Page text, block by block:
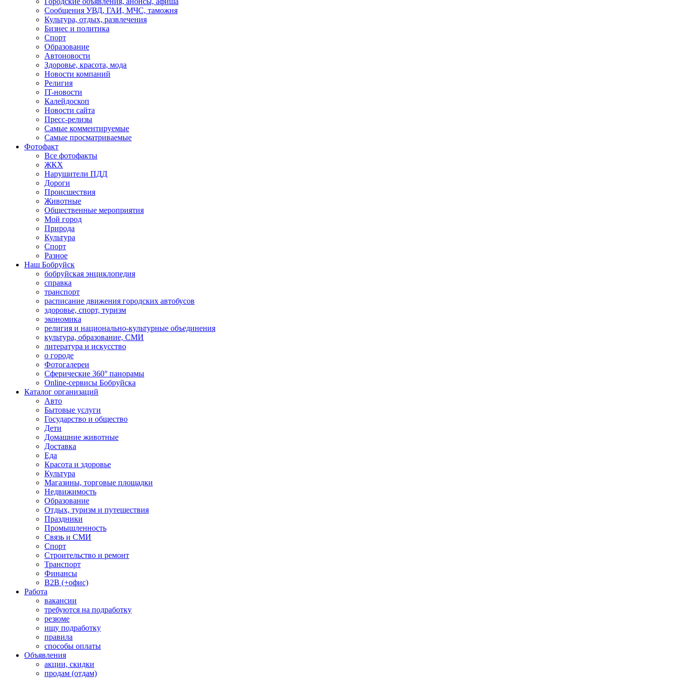
Сообщения УВД, ГАИ, МЧС, таможня
Культура, отдых, развлечения
Бизнес и политика
Спорт
Образование
Автоновости
Здоровье, красота, мода
Новости компаний
Религия
IT-новости
Калейдоскоп
Новости сайта
Пресс-релизы
Самые комментируемые
Самые просматриваемые
Фотофакт
Все фотофакты
ЖКХ
Нарушители ПДД
Дороги
Происшествия
Животные
Общественные мероприятия
Мой город
Природа
Культура
Спорт
Разное
Наш Бобруйск
бобруйская энциклопедия
справка
транспорт
расписание движения городских автобусов
здоровье, спорт, туризм
экономика
религия и национально-культурные объединения
культура, образование, СМИ
литература и искусство
о городе
Фотогалереи
Сферические 360° панорамы
Online-сервисы Бобруйска
Каталог организаций
Авто
Бытовые услуги
Государство и общество
Дети
Домашние животные
Доставка
Еда
Красота и здоровье
Культура
Магазины, торговые площадки
Недвижимость
Образование
Отдых, туризм и путешествия
Праздники
Промышленность
Связь и СМИ
Спорт
Строительство и ремонт
Транспорт
Финансы
B2B (+офис)
Работа
вакансии
требуются на подработку
резюме
ищу подработку
правила
способы оплаты
Объявления
акции, скидки
продам (отдам)